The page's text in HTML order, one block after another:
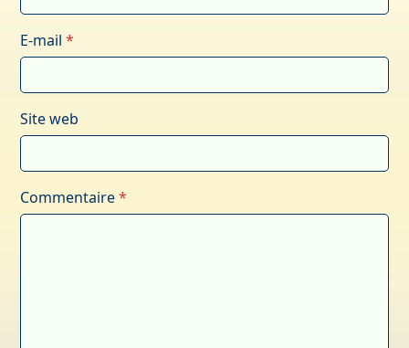
E-mail*
Site web
Commentaire*